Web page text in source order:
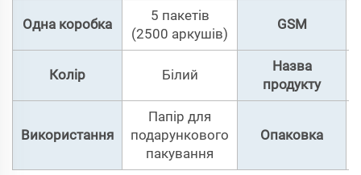
Одна коробка
5 пакетів
(2500 аркушів)
GSM
Колір Білий
Назва
продукту
Використання
Папір для
подарункового
пакування
Опаковка